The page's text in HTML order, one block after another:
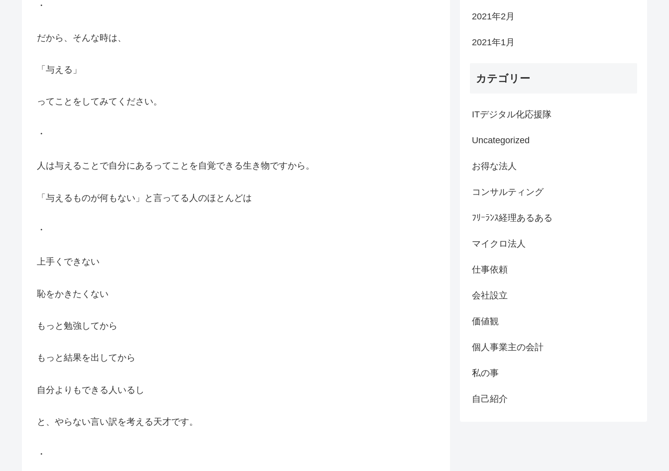
・
だから、そんな時は、
「与える」
ってことをしてみてください。
・
人は与えることで自分にあるってことを自覚できる生き物ですから。
「与えるものが何もない」と言ってる人のほとんどは
・
上手くできない
恥をかきたくない
もっと勉強してから
もっと結果を出してから
自分よりもできる人いるし
と、やらない言い訳を考える天才です。
・
2021年2月
2021年1月
カテゴリー
ITデジタル化応援隊
Uncategorized
お得な法人
コンサルティング
ﾌﾘｰﾗﾝｽ経理あるある
マイクロ法人
仕事依頼
会社設立
価値観
個人事業主の会計
私の事
自己紹介